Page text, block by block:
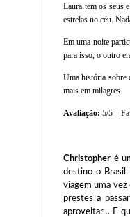
Laura tem os seus
estrelas no céu.
Em uma noite
para isso, o outro
Uma história sobre
mais em milagres.
Avaliação: 5/5 –
Christopher é
destino o
viagem uma vez
prestes a
aproveitar… E